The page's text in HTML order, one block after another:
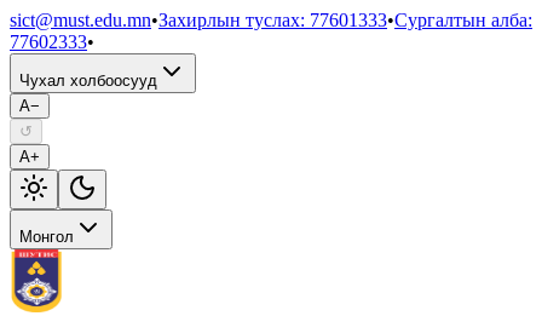
sict@must.edu.mn•Захирлын туслах: 77601333•Сургалтын алба:
77602333•
Чухал холбоосууд
A−
↺
A+
Монгол